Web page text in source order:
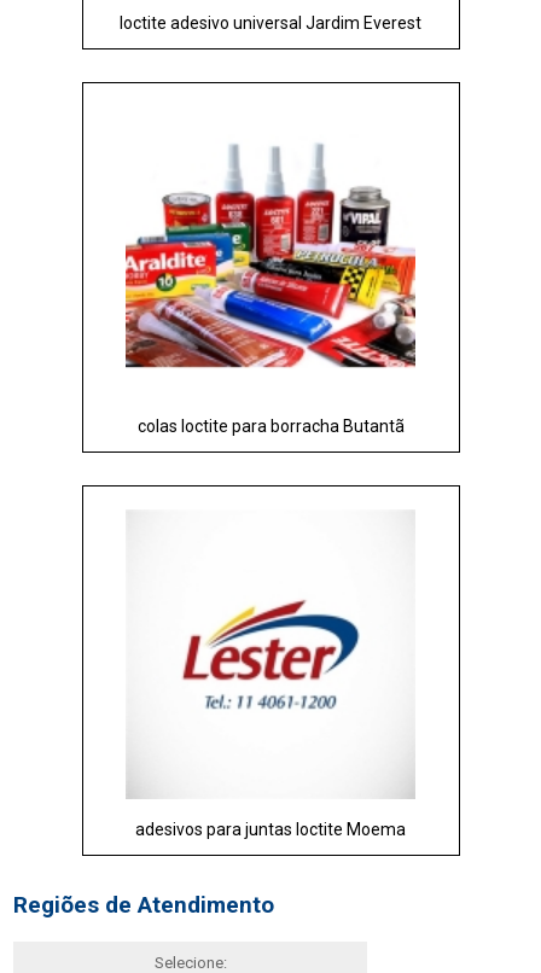
loctite adesivo universal Jardim Everest
colas loctite para borracha Butantã
adesivos para juntas loctite Moema
Regiões de Atendimento
Selecione: